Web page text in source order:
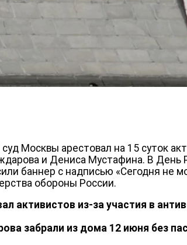
Москвы арестовал на 15 суток
и Дениса Мустафина. В День
баннер с надписью «Сегодня не
обороны России.
активистов из-за участия в
забрали из дома 12 июня без